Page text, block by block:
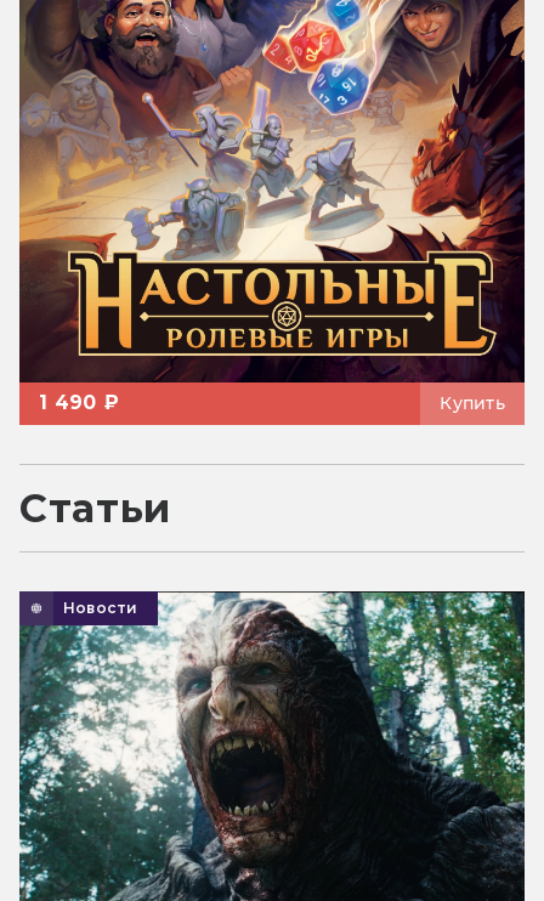
1 490 ₽ Купить
Статьи
Новости